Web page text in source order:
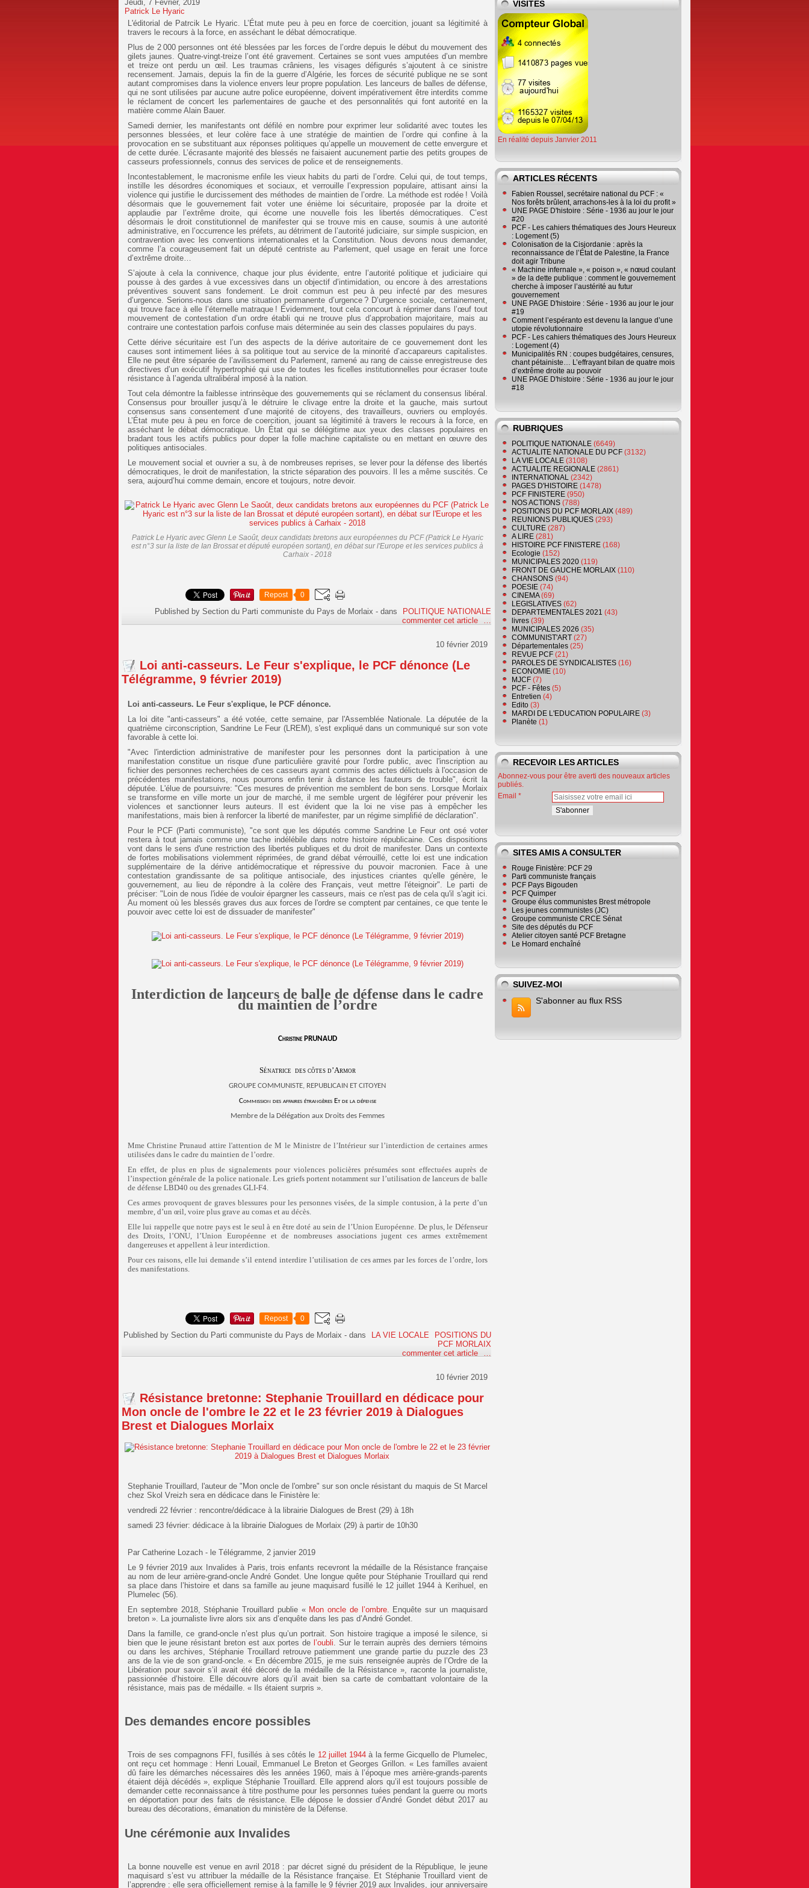
Jeudi, 7 Février, 2019
Patrick Le Hyaric
L'éditorial de Patrcik Le Hyaric. L’État mute peu à peu en force de coercition, jouant sa légitimité à
travers le recours à la force, en asséchant le débat démocratique.
Plus de 2 000 personnes ont été blessées par les forces de l’ordre depuis le début du mouvement des
gilets jaunes.Quatre-vingt-treize l’ont été gravement. Certaines se sont vues amputées d’un membre
et treize ont perdu un œil. Les traumas crâniens, les visages défigurés s’ajoutent à ce sinistre
recensement. Jamais, depuis la fin de la guerre d’Algérie, les forces de sécurité publique ne se sont
autant compromises dans la violence envers leur propre population. Les lanceurs de balles de défense,
qui ne sont utilisées par aucune autre police européenne, doivent impérativement être interdits comme
le réclament de concert les parlementaires de gauche et des personnalités qui font autorité en la
matière comme Alain Bauer.
Samedi dernier, les manifestants ont défilé en nombre pour exprimer leur solidarité avec toutes les
personnes blessées, et leur colère face à une stratégie de maintien de l’ordre qui confine à la
provocation en se substituant aux réponses politiques qu’appelle un mouvement de cette envergure et
de cette durée. L’écrasante majorité des blessés ne faisaient aucunement partie des petits groupes de
casseurs professionnels, connus des services de police et de renseignements.
Incontestablement, le macronisme enfile les vieux habits du parti de l’ordre. Celui qui, de tout temps,
instille les désordres économiques et sociaux, et verrouille l’expression populaire, attisant ainsi la
violence qui justifie le durcissement des méthodes de maintien de l’ordre. La méthode est rodée ! Voilà
désormais que le gouvernement fait voter une énième loi sécuritaire, proposée par la droite et
applaudie par l’extrême droite, qui écorne une nouvelle fois les libertés démocratiques. C’est
désormais le droit constitutionnel de manifester qui se trouve mis en cause, soumis à une autorité
administrative, en l’occurrence les préfets, au détriment de l’autorité judiciaire, sur simple suspicion, en
contravention avec les conventions internationales et la Constitution. Nous devons nous demander,
comme l’a courageusement fait un député centriste au Parlement, quel usage en ferait une force
d’extrême droite…
S’ajoute à cela la connivence, chaque jour plus évidente, entre l’autorité politique et judiciaire qui
pousse à des gardes à vue excessives dans un objectif d’intimidation, ou encore à des arrestations
préventives souvent sans fondement. Le droit commun est peu à peu infecté par des mesures
d’urgence. Serions-nous dans une situation permanente d’urgence ? D’urgence sociale, certainement,
qui trouve face à elle l’éternelle matraque ! Évidemment, tout cela concourt à réprimer dans l’œuf tout
mouvement de contestation d’un ordre établi qui ne trouve plus d’approbation majoritaire, mais au
contraire une contestation parfois confuse mais déterminée au sein des classes populaires du pays.
Cette dérive sécuritaire est l’un des aspects de la dérive autoritaire de ce gouvernement dont les
causes sont intimement liées à sa politique tout au service de la minorité d’accapareurs capitalistes.
Elle ne peut être séparée de l’avilissement du Parlement, ramené au rang de caisse enregistreuse des
directives d’un exécutif hypertrophié qui use de toutes les ficelles institutionnelles pour écraser toute
résistance à l’agenda ultralibéral imposé à la nation.
Tout cela démontre la faiblesse intrinsèque des gouvernements qui se réclament du consensus libéral.
Consensus pour brouiller jusqu’à le détruire le clivage entre la droite et la gauche, mais surtout
consensus sans consentement d’une majorité de citoyens, des travailleurs, ouvriers ou employés.
L’État mute peu à peu en force de coercition, jouant sa légitimité à travers le recours à la force, en
asséchant le débat démocratique. Un État qui se délégitime aux yeux des classes populaires en
bradant tous les actifs publics pour doper la folle machine capitaliste ou en mettant en œuvre des
politiques antisociales.
Le mouvement social et ouvrier a su, à de nombreuses reprises, se lever pour la défense des libertés
démocratiques, le droit de manifestation, la stricte séparation des pouvoirs. Il les a même suscités. Ce
sera, aujourd’hui comme demain, encore et toujours, notre devoir.
Patrick Le Hyaric avec Glenn Le Saoût, deux candidats bretons aux européennes du PCF (Patrick Le Hyaric
est n°3 sur la liste de Ian Brossat et député européen sortant), en débat sur l'Europe et les services publics à
Carhaix - 2018
Repost 0
Published by Section du Parti communiste du Pays de Morlaix -dans
POLITIQUE NATIONALE
commenter cet article
10 février 2019
Loi anti-casseurs. Le Feur s'explique, le PCF dénonce (Le
Télégramme, 9 février 2019)
Loi anti-casseurs. Le Feur s'explique, le PCF dénonce.
La loi dite "anti-casseurs" a été votée, cette semaine, par l'Assemblée Nationale. La députée de la
quatrième circonscription, Sandrine Le Feur (LREM), s'est expliqué dans un communiqué sur son vote
favorable à cette loi.
"Avec l'interdiction administrative de manifester pour les personnes dont la participation à une
manifestation constitue un risque d'une particulière gravité pour l'ordre public, avec l'inscription au
fichier des personnes recherchées de ces casseurs ayant commis des actes délictuels à l'occasion de
précédentes manifestations, nous pourrons enfin tenir à distance les fauteurs de trouble", écrit la
députée. L'élue de poursuivre: "Ces mesures de prévention me semblent de bon sens. Lorsque Morlaix
se transforme en ville morte un jour de marché, il me semble urgent de légiférer pour prévenir les
violences et sanctionner leurs auteurs. Il est évident que la loi ne vise pas à empêcher les
manifestations, mais bien à renforcer la liberté de manifester, par un régime simplifié de déclaration".
Pour le PCF (Parti communiste), "ce sont que les députés comme Sandrine Le Feur ont osé voter
restera à tout jamais comme une tache indélébile dans notre histoire républicaine. Ces dispositions
vont dans le sens d'une restriction des libertés publiques et du droit de manifester. Dans un contexte
de fortes mobilisations violemment réprimées, de grand débat vérrouillé, cette loi est une indication
supplémentaire de la dérive antidémocratique et répressive du pouvoir macronien. Face à une
contestation grandissante de sa politique antisociale, des injustices criantes qu'elle génère, le
gouvernement, au lieu de répondre à la colère des Français, veut mettre l'éteignoir". Le parti de
préciser: "Loin de nous l'idée de vouloir épargner les casseurs, mais ce n'est pas de cela qu'il s'agit ici.
Au moment où les blessés graves dus aux forces de l'ordre se comptent par centaines, ce que tente le
pouvoir avec cette loi est de dissuader de manifester"
Interdiction de lanceurs de balle de défense dans le cadre
du maintien de l’ordre
Christine PRUNAUD
Sénatrice des côtes d’Armor
GROUPE COMMUNISTE, REPUBLICAIN ETCITOYEN
Commissiondes affaires étrangèresEt de la défense
Membre de la Délégation aux Droits des Femmes
Mme Christine Prunaud attire l'attention de M le Ministre de l’Intérieur sur l’interdiction de certaines armes
utilisées dans le cadre du maintien de l’ordre.
En effet, de plus en plus de signalements pour violences policières présumées sont effectuées auprès de
l’inspection générale de la police nationale. Les griefs portent notamment sur l’utilisation de lanceurs de balle
de défense LBD40 ou des grenades GLI-F4.
Ces armes provoquent de graves blessures pour les personnes visées, de la simple contusion, à la perte d’un
membre, d’un œil, voire plus grave au comas et au décès.
Elle lui rappelle que notre pays est le seul à en être doté au sein de l’Union Européenne. De plus, le Défenseur
des Droits, l’ONU, l’Union Européenne et de nombreuses associations jugent ces armes extrêmement
dangereuses et appellent à leur interdiction.
Pour ces raisons, elle lui demande s’il entend interdire l’utilisation de ces armes par les forces de l’ordre, lors
des manifestations.
Repost 0
Published by Section du Parti communiste du Pays de Morlaix -dans LA VIE LOCALE
POSITIONS DU
PCF MORLAIX
commenter cet article
10 février 2019
Résistance bretonne: Stephanie Trouillard en dédicace pour
Mon oncle de l'ombre le 22 et le 23 février 2019 à Dialogues
Brest et Dialogues Morlaix
Stephanie Trouillard, l'auteur de "Mon oncle de l'ombre" sur son oncle résistant du maquis de St Marcel
chez Skol Vreizh sera en dédicace dans le Finistère le:
vendredi 22 février : rencontre/dédicace à la librairie Dialogues de Brest (29) à 18h
samedi 23 février: dédicace à la librairie Dialogues de Morlaix (29) à partir de 10h30
Par Catherine Lozach - le Télégramme, 2 janvier 2019
Le 9 février 2019 aux Invalides à Paris, trois enfants recevront la médaille de la Résistance française
au nom de leur arrière-grand-oncle André Gondet. Une longue quête pour Stéphanie Trouillard qui rend
sa place dans l’histoire et dans sa famille au jeune maquisard fusillé le 12 juillet 1944 à Kerihuel, en
Plumelec (56).
En septembre 2018, Stéphanie Trouillard publie «Mon oncle de l’ombre. Enquête sur un maquisard
breton ». La journaliste livre alors six ans d’enquête dans les pas d’André Gondet.
Dans la famille, ce grand-oncle n’est plus qu’un portrait. Son histoire tragique a imposé le silence, si
bien que le jeune résistant breton est aux portes de l’oubli. Sur le terrain auprès des derniers témoins
ou dans les archives, Stéphanie Trouillard retrouve patiemment une grande partie du puzzle des 23
ans de la vie de son grand-oncle. « En décembre 2015, je me suis renseignée auprès de l’Ordre de la
Libération pour savoir s’il avait été décoré de la médaille de la Résistance », raconte la journaliste,
passionnée d’histoire. Elle découvre alors qu’il avait bien sa carte de combattant volontaire de la
résistance, mais pas de médaille. « Ils étaient surpris ».
Des demandes encore possibles
Trois de ses compagnons FFI, fusillés à ses côtés le 12 juillet 1944 à la ferme Gicquello de Plumelec,
ont reçu cet hommage : Henri Louail, Emmanuel Le Breton et Georges Grillon. « Les familles avaient
dû faire les démarches nécessaires dès les années 1960, mais à l’époque mes arrière-grands-parents
étaient déjà décédés », explique Stéphanie Trouillard. Elle apprend alors qu’il est toujours possible de
demander cette reconnaissance à titre posthume pour les personnes tuées pendant la guerre ou morts
en déportation pour des faits de résistance. Elle dépose le dossier d’André Gondet début 2017 au
bureau des décorations, émanation du ministère de la Défense.
Une cérémonie aux Invalides
La bonne nouvelle est venue en avril 2018 : par décret signé du président de la République, le jeune
maquisard s’est vu attribuer la médaille de la Résistance française. Et Stéphanie Trouillard vient de
l’apprendre : elle sera officiellement remise à la famille le 9 février 2019 aux Invalides, jour anniversaire
VISITES
En réalité depuis Janvier 2011
ARTICLES RÉCENTS
Fabien Roussel, secrétaire national du PCF : «
Nos forêts brûlent, arrachons-les à la loi du profit »
UNE PAGE D'histoire : Série - 1936 au jour le jour
#20
PCF - Les cahiers thématiques des Jours Heureux
: Logement (5)
Colonisation de la Cisjordanie : après la
reconnaissance de l’État de Palestine, la France
doit agir Tribune
« Machine infernale », « poison », « nœud coulant
» de la dette publique : comment le gouvernement
cherche à imposer l’austérité au futur
gouvernement
UNE PAGE D'histoire : Série - 1936 au jour le jour
#19
Comment l’espéranto est devenu la langue d’une
utopie révolutionnaire
PCF - Les cahiers thématiques des Jours Heureux
: Logement (4)
Municipalités RN : coupes budgétaires, censures,
chant pétainiste… L’effrayant bilan de quatre mois
d’extrême droite au pouvoir
UNE PAGE D'histoire : Série - 1936 au jour le jour
#18
RUBRIQUES
POLITIQUE NATIONALE (6649)
ACTUALITE NATIONALE DU PCF (3132)
LA VIE LOCALE (3108)
ACTUALITE REGIONALE (2861)
INTERNATIONAL (2342)
PAGES D'HISTOIRE (1478)
PCF FINISTERE (950)
NOS ACTIONS (788)
POSITIONS DU PCF MORLAIX (489)
REUNIONS PUBLIQUES (293)
CULTURE (287)
A LIRE (281)
HISTOIRE PCF FINISTERE (168)
Ecologie (152)
MUNICIPALES 2020 (119)
FRONT DE GAUCHE MORLAIX (110)
CHANSONS (94)
POESIE (74)
CINEMA(69)
LEGISLATIVES (62)
DEPARTEMENTALES 2021 (43)
livres (39)
MUNICIPALES 2026 (35)
COMMUNIST'ART (27)
Départementales (25)
REVUE PCF (21)
PAROLES DE SYNDICALISTES (16)
ECONOMIE (10)
MJCF (7)
PCF - Fêtes (5)
Entretien (4)
Edito (3)
MARDI DE L'EDUCATION POPULAIRE (3)
Planète (1)
RECEVOIR LES ARTICLES
Abonnez-vous pour être averti des nouveaux articles
publiés.
Email
SITES AMIS A CONSULTER
Rouge Finistère: PCF 29
Parti communiste français
PCF Pays Bigouden
PCF Quimper
Groupe élus communistes Brest métropole
Les jeunes communistes (JC)
Groupe communiste CRCE Sénat
Site des députés du PCF
Atelier citoyen santé PCF Bretagne
Le Homard enchaîné
SUIVEZ-MOI
S'abonner au flux RSS